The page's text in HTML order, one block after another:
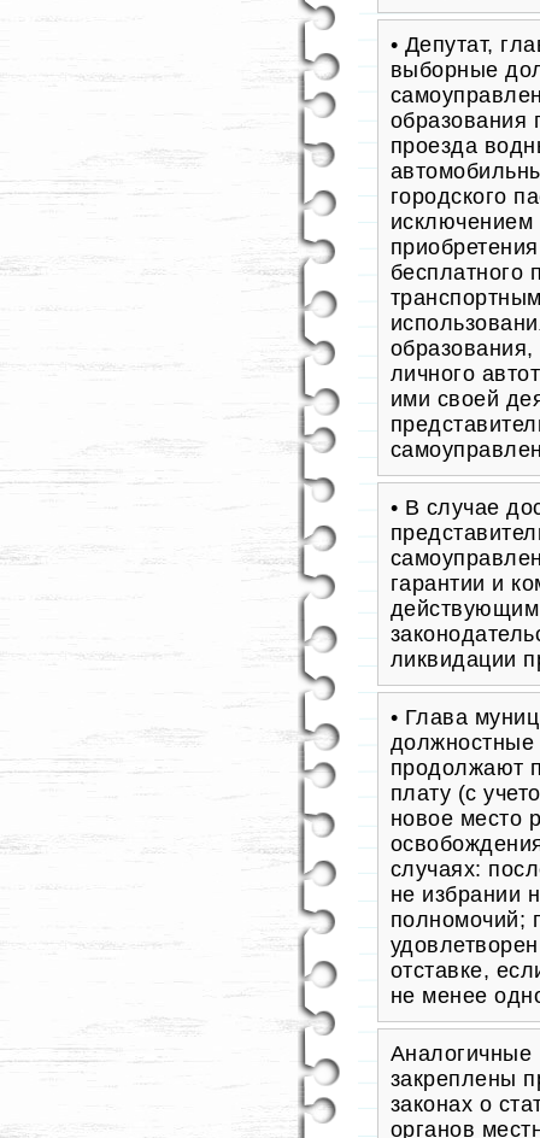
• Депутат,
выборные
образования
проезда
городского
исключением
бесплатного
личного
ими своей
• В случае
гарантии и
ликвидации
• Глава
должностные
продолжают
плату (с
новое место
случаях:
не избрании
полномочий;
отставке,
не менее
Аналогичные
закреплены
законах о
органов